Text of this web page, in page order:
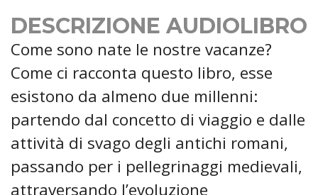
DESCRIZIONE AUDIOLIBRO
Come sono nate le nostre vacanze?
Come ci racconta questo libro, esse
esistono da almeno due millenni:
partendo dal concetto di viaggio e dalle
attività di svago degli antichi romani,
passando per i pellegrinaggi medievali,
attraversando l’evoluzione